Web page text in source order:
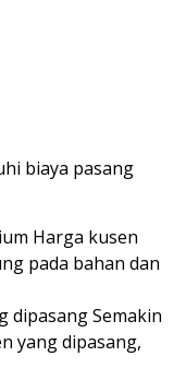
biaya pasang
Harga kusen
pada bahan dan
dipasang Semakin
yang dipasang,